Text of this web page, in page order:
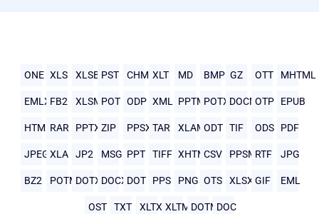
ONE XLS XLSB PST CHM XLT MD BMP GZ OTT MHTML
EMLXFB2 XLSMPOT ODP XML PPTMPOTX DOCMOTP EPUB
HTMLRAR PPTX ZIP PPSX TAR XLAMODT TIF ODS PDF
JPEG XLA JP2 MSG PPT TIFF XHTMLCSV PPSMRTF JPG
BZ2 POTMDOTX DOCXDOT PPS PNG OTS XLSX GIF EML
OST TXT XLTX XLTM DOTMDOC